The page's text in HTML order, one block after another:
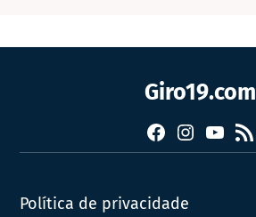
Giro19.com
FacebookInstagram
YouTube
RSS
Política de privacidade